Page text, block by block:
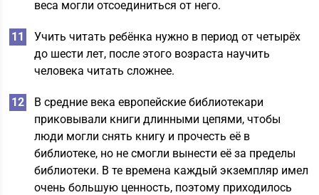
веса могли отсоединиться от него.
Учить читать ребёнка нужно в период от четырёх
до шести лет, после этого возраста научить
человека читать сложнее.
В средние века европейские библиотекари
приковывали книги длинными цепями, чтобы
люди могли снять книгу и прочесть её в
библиотеке, но не смогли вынести её за пределы
библиотеки. В те времена каждый экземпляр имел
очень большую ценность, поэтому приходилось